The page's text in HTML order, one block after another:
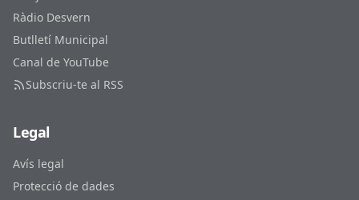
Ràdio Desvern
Butlletí Municipal
Canal de YouTube
Subscriu-te al RSS
Legal
Avís legal
Protecció de dades